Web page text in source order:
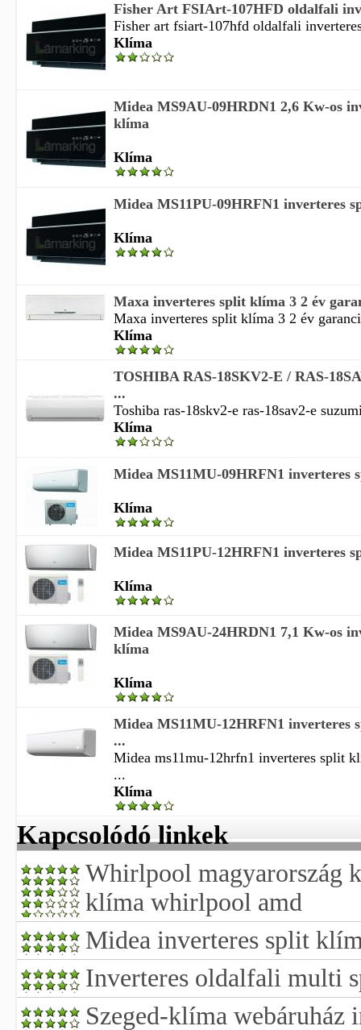
Fisher Art FSIArt-107HFD oldalfali
Fisher art fsiart-107hfd oldalfali
Klíma
Midea MS9AU-09HRDN1 2,6 Kw-os
klíma
Klíma
Midea MS11PU-09HRFN1 inverteres
Klíma
Maxa inverteres split klíma 3 2 év
Maxa inverteres split klíma 3 2 év
Klíma
TOSHIBA RAS-18SKV2-E / RAS-
...
Toshiba ras-18skv2-e ras-18sav2-e
Klíma
Midea MS11MU-09HRFN1 inverteres
Klíma
Midea MS11PU-12HRFN1 inverteres
Klíma
Midea MS9AU-24HRDN1 7,1 Kw-os
klíma
Klíma
Midea MS11MU-12HRFN1 inverteres
...
Midea ms11mu-12hrfn1 inverteres split
...
Klíma
Kapcsolódó linkek
Whirlpool magyarország
klíma whirlpool amd
Midea inverteres split
Inverteres oldalfali multi
Szeged-klíma webáruház